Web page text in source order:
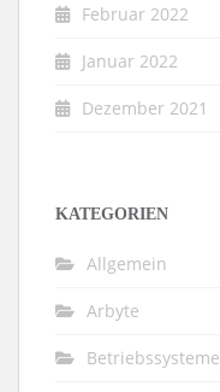
Februar 2022
Januar 2022
Dezember 2021
KATEGORIEN
Allgemein
Arbyte
Betriebssysteme